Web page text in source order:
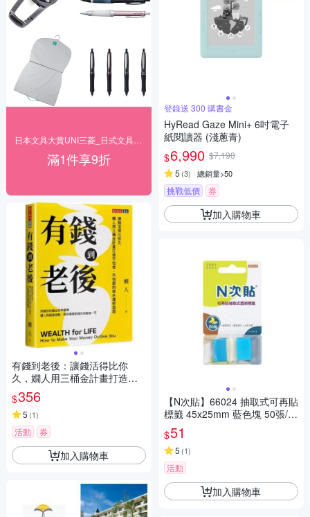
滿1件享9折
有錢到老後：讓錢活得比你
久，嫺人用三桶金計畫打造不
怕老、不怕窮的退休理財指南
【城邦讀書花園】
$356
5 (1)
活動 券
加入購物車
登錄送 300 購書金
HyRead Gaze Mini+ 6吋電子
紙閱讀器 (淺蔥青)
$6,990 $7,190
5 (3) 總銷量>50
挑戰低價 券
加入購物車
【N次貼】66024 抽取式可再貼
標籤 45x25mm 藍色塊 50張/1
條/卡
$51
5 (1)
活動
加入購物車